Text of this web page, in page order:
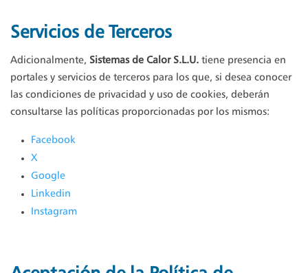
Servicios de Terceros
Adicionalmente, Sistemas de Calor S.L.U. tiene presencia en
portales y servicios de terceros para los que, si desea conocer
las condiciones de privacidad y uso de cookies, deberán
consultarse las políticas proporcionadas por los mismos:
Facebook
X
Google
Linkedin
Instagram